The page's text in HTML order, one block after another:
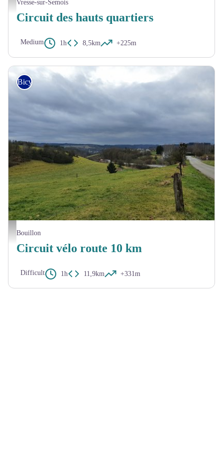
Vresse-sur-Semois
Circuit des hauts quartiers
Medium 1h 8,5km +225m
MTBA
Bicycle tourer
Bouillon
Circuit vélo route 10 km
Difficult 1h 11,9km +331m